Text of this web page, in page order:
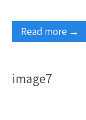
Read more →
image7